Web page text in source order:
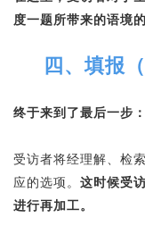
度一题所带来的语境的
四、填报
终于来到了最后一步：
受访者将经理解、检
应的选项。 这时候受
进行再加工。